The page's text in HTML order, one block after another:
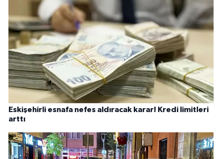
Eskişehirli esnafa nefes aldıracak karar! Kredi limitleri
arttı